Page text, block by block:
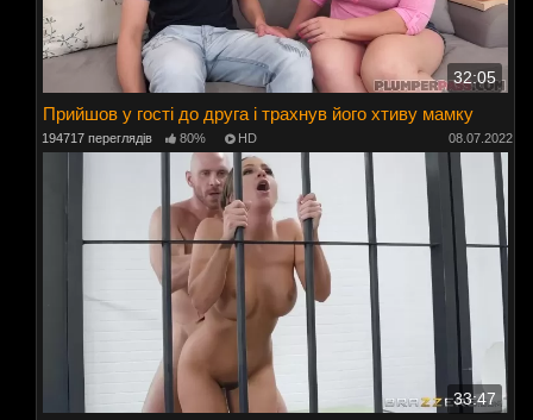
32:05
Прийшов у гості до друга і трахнув його хтиву мамку
194717 переглядів 80% HD 08.07.2022
33:47